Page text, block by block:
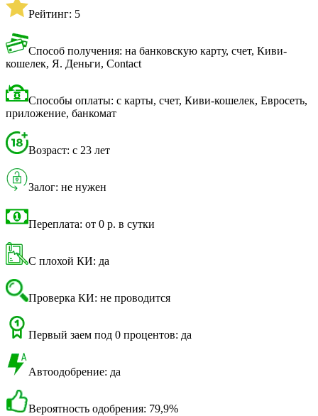
Рейтинг: 5
Способ получения: на банковскую карту, счет, Киви-
кошелек, Я. Деньги, Contact
Способы оплаты: с карты, счет, Киви-кошелек, Евросеть,
приложение, банкомат
Возраст: с 23 лет
Залог: не нужен
Переплата: от 0 р. в сутки
С плохой КИ: да
Проверка КИ: не проводится
Первый заем под 0 процентов: да
Автоодобрение: да
Вероятность одобрения: 79,9%